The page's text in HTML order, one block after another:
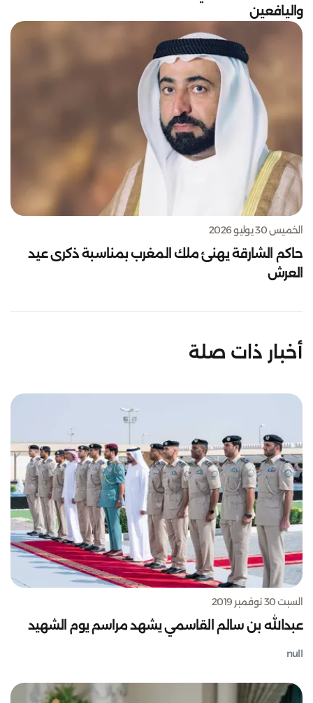
واليافعين
الخميس 30 يوليو 2026
حاكم الشارقة يهنئ ملك المغرب بمناسبة ذكرى عيد
العرش
أخبار ذات صلة
السبت 30 نوفمبر 2019
عبدالله بن سالم القاسمي يشهد مراسم يوم الشهيد
null